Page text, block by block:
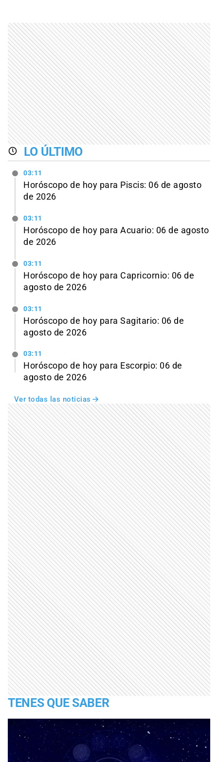
LO ÚLTIMO
03:11
Horóscopo de hoy para Piscis: 06 de agosto
de 2026
03:11
Horóscopo de hoy para Acuario: 06 de agosto
de 2026
03:11
Horóscopo de hoy para Capricornio: 06 de
agosto de 2026
03:11
Horóscopo de hoy para Sagitario: 06 de
agosto de 2026
03:11
Horóscopo de hoy para Escorpio: 06 de
agosto de 2026
Ver todas las noticias
TENES QUE SABER